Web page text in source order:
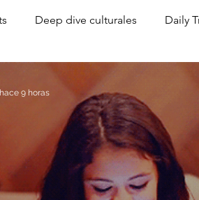
Deep dive culturales Daily
Listenings
hace 9 horas